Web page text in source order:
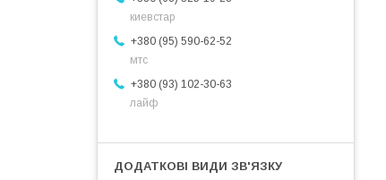
киевстар
+380 (95) 590-62-52
мтс
+380 (93) 102-30-63
лайф